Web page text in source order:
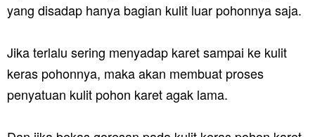
yang disadap hanya bagian kulit luar pohonnya saja.
Jika terlalu sering menyadap karet sampai ke kulit
keras pohonnya, maka akan membuat proses
penyatuan kulit pohon karet agak lama.